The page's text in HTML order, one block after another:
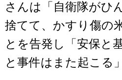
さんは「自衛隊がひ
捨てて、かすり傷の
とを告発し「安保と
と事件はまた起こる